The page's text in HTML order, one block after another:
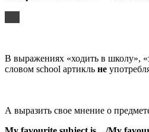
В выражениях «ходить в школу»,
словом school артикль не
А выразить свое мнение о